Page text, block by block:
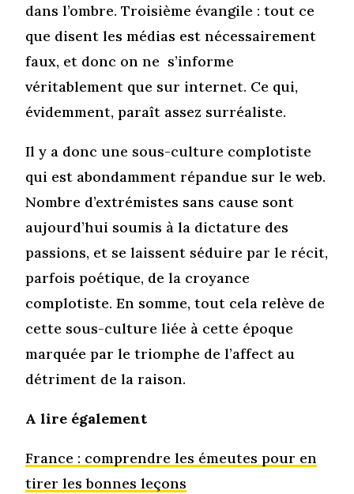
dans l’ombre. Troisième évangile : tout ce
que disent les médias est nécessairement
faux, et donc on ne s’informe
véritablement que sur internet. Ce qui,
évidemment, paraît assez surréaliste.
Il y a donc une sous-culture complotiste
qui est abondamment répandue sur le web.
Nombre d’extrémistes sans cause sont
aujourd’hui soumis à la dictature des
passions, et se laissent séduire par le récit,
parfois poétique, de la croyance
complotiste. En somme, tout cela relève de
cette sous-culture liée à cette époque
marquée par le triomphe de l’affect au
détriment de la raison.
A lire également
France : comprendre les émeutes pour en
tirer les bonnes leçons